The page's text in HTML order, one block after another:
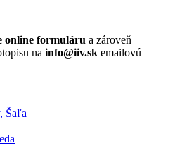
online formuláru a zároveň
na info@iiv.sk emailovú
Šaľa